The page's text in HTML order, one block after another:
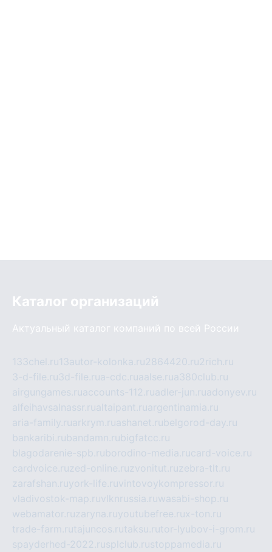
Каталог организаций
Актуальный каталог компаний по всей России
133chel.ru13autor-kolonka.ru2864420.ru2rich.ru
3-d-file.ru3d-file.rua-cdc.ruaalse.rua380club.ru
airgungames.ruaccounts-112.ruadler-jun.ruadonyev.ru
alfeihavsalnassr.rualtaipant.ruargentinamia.ru
aria-family.ruarkrym.ruashanet.rubelgorod-day.ru
bankaribi.rubandamn.rubigfatcc.ru
blagodarenie-spb.ruborodino-media.rucard-voice.ru
cardvoice.ruzed-online.ruzvonitut.ruzebra-tlt.ru
zarafshan.ruyork-life.ruvintovoykompressor.ru
vladivostok-map.ruvlknrussia.ruwasabi-shop.ru
webamator.ruzaryna.ruyoutubefree.rux-ton.ru
trade-farm.rutajuncos.rutaksu.rutor-lyubov-i-grom.ru
spayderhed-2022.rusplclub.rustoppamedia.ru